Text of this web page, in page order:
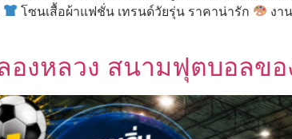
โซนเสื้อผ้าแฟชั่น เทรนด์วัยรุ่น ราคาน่ารัก งา
องหลวง สนามฟุตบอลขอ